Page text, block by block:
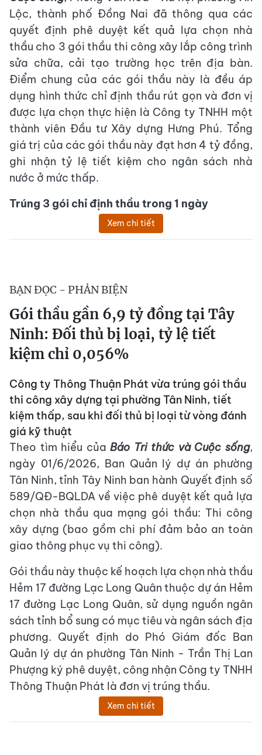
Lộc, thành phố Đồng Nai đã thông qua các
quyết định phê duyệt kết quả lựa chọn nhà
thầu cho 3 gói thầu thi công xây lắp công trình
sửa chữa, cải tạo trường học trên địa bàn.
Điểm chung của các gói thầu này là đều áp
dụng hình thức chỉ định thầu rút gọn và đơn vị
được lựa chọn thực hiện là Công ty TNHH một
thành viên Đầu tư Xây dựng Hưng Phú. Tổng
giá trị của các gói thầu này đạt hơn 4 tỷ đồng,
ghi nhận tỷ lệ tiết kiệm cho ngân sách nhà
nước ở mức thấp.
Trúng 3 gói chỉ định thầu trong 1 ngày
Xem chi tiết
BẠN ĐỌC - PHẢN BIỆN
Gói thầu gần 6,9 tỷ đồng tại Tây
Ninh: Đối thủ bị loại, tỷ lệ tiết
kiệm chỉ 0,056%
Công ty Thông Thuận Phát vừa trúng gói thầu
thi công xây dựng tại phường Tân Ninh, tiết
kiệm thấp, sau khi đối thủ bị loại từ vòng đánh
giá kỹ thuật
Theo tìm hiểu củaBáo Tri thức và Cuộc sống,
ngày 01/6/2026, Ban Quản lý dự án phường
Tân Ninh, tỉnh Tây Ninh ban hành Quyết định số
589/QĐ-BQLDA về việc phê duyệt kết quả lựa
chọn nhà thầu qua mạng gói thầu: Thi công
xây dựng (bao gồm chi phí đảm bảo an toàn
giao thông phục vụ thi công).
Gói thầu này thuộc kế hoạch lựa chọn nhà thầu
Hẻm 17 đường Lạc Long Quân thuộc dự án Hẻm
17 đường Lạc Long Quân, sử dụng nguồn ngân
sách tỉnh bổ sung có mục tiêu và ngân sách địa
phương. Quyết định do Phó Giám đốc Ban
Quản lý dự án phường Tân Ninh - Trần Thị Lan
Phượng ký phê duyệt, công nhận Công ty TNHH
Thông Thuận Phát là đơn vị trúng thầu.
Xem chi tiết